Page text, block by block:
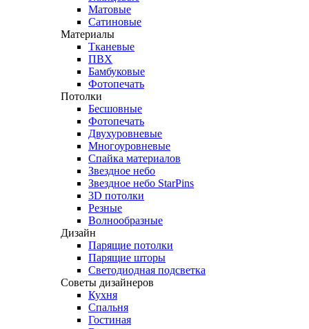
Матовые
Сатиновые
Материалы
Тканевые
ПВХ
Бамбуковые
Фотопечать
Потолки
Бесшовные
Фотопечать
Двухуровневые
Многоуровневые
Спайка материалов
Звездное небо
Звездное небо StarPins
3D потолки
Резные
Волнообразные
Дизайн
Парящие потолки
Парящие шторы
Светодиодная подсветка
Советы дизайнеров
Кухня
Спальня
Гостиная